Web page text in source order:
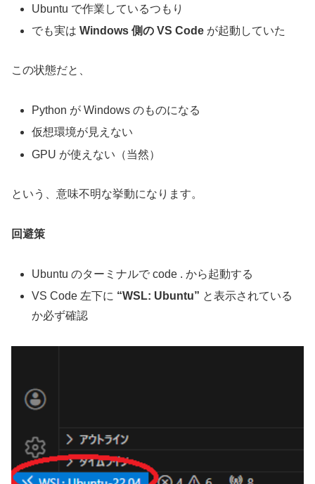
Ubuntu で作業しているつもり
でも実はWindows 側の VS Code が起動していた
この状態だと、
Python が Windows のものになる
仮想環境が見えない
GPU が使えない（当然）
という、意味不明な挙動になります。
回避策
Ubuntu のターミナルで code . から起動する
VS Code 左下に “WSL: Ubuntu” と表示されている
か必ず確認